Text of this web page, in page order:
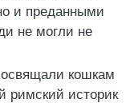
и преданными
не могли не
кошкам
римский историк